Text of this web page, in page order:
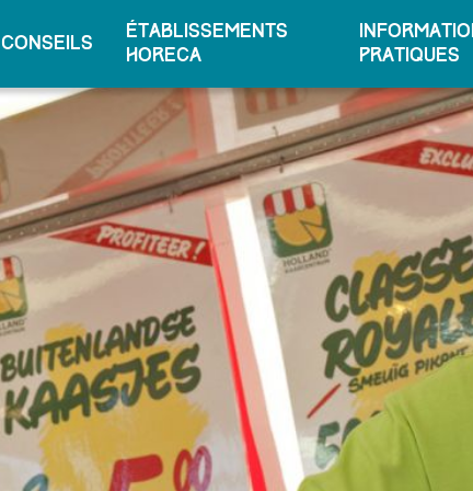
conseils
Établissements
horeca
pratiques